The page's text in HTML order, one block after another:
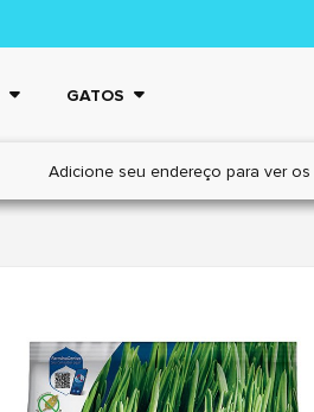
GATOS
Adicione seu endereço para ver os